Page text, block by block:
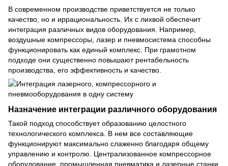
В современном производстве приветствуется не только
качество, но и иррациональность. Их с лихвой обеспечит
интеграция различных видов оборудования. Например,
воздушные компрессоры , лазер и пневмосистема способны
функционировать как единый комплекс. При грамотном
подходе они существенно повышают рентабельность
производства, его эффективность и качество.
Назначение интеграции различного оборудования
Такой подход способствует образованию целостного
технологического комплекса. В нем все составляющие
функционируют максимально слаженно благодаря общему
управлению и контролю. Централизованное компрессорное
оборудование, промышленная пневматика и лазерные станки